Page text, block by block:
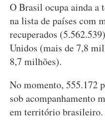
O Brasil ocupa ainda a
na lista de países com
recuperados
Unidos (mais de 7,8
8,7 milhões).
No momento, 555.172
sob acompanhamento
em território brasileiro.